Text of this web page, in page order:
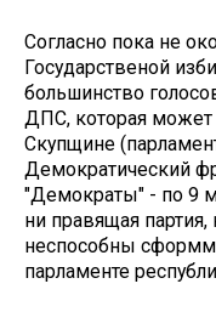
Согласно пока не
Государственой
большинство
ДПС, которая может
Скупщине
Демократический
"Демократы" - по 9
ни правящая
неспособны
парламенте